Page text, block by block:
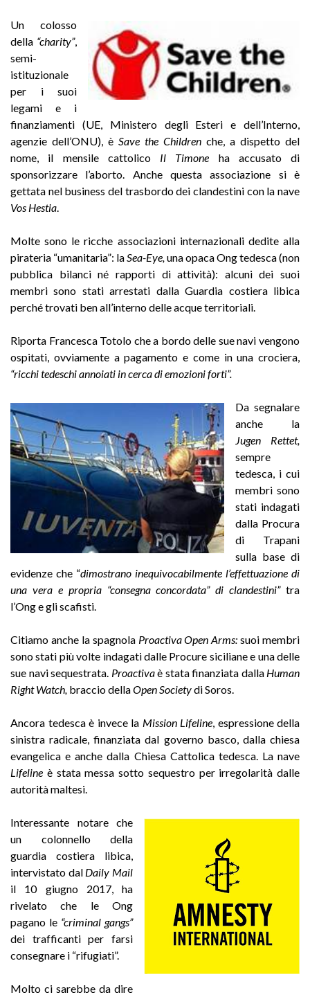
Un colosso
della “charity”,
semi-
istituzionale
per i suoi
legami e i
finanziamenti (UE, Ministero degli Esteri e dell’Interno,
agenzie dell’ONU), è Save the Children che, a dispetto del
nome, il mensile cattolico Il Timone ha accusato di
sponsorizzare l’aborto. Anche questa associazione si è
gettata nel business del trasbordo dei clandestini con la nave
Vos Hestia
Molte sono le ricche associazioni internazionali dedite alla
pirateria “umanitaria”: la Sea-Eye, una opaca Ong tedesca (non
pubblica bilanci né rapporti di attività): alcuni dei suoi
membri sono stati arrestati dalla Guardia costiera libica
perché trovati ben all’interno delle acque territoriali.
Riporta Francesca Totolo che a bordo delle sue navi vengono
ospitati, ovviamente a pagamento e come in una crociera,
“ricchi tedeschi annoiati in cerca di emozioni forti”.
Da segnalare
anche la
Jugen Rettet,
sempre
tedesca, i cui
membri sono
stati indagati
dalla Procura
di Trapani
sulla base di
evidenze che “dimostrano inequivocabilmente l’effettuazione di
una vera e propria “consegna concordata” di clandestini”tra
l’Ong e gli scafisti.
Citiamo anche la spagnola Proactiva Open Arms: suoi membri
sono stati più volte indagati dalle Procure siciliane e una delle
sue navi sequestrata. Proactivaè stata finanziata dalla Human
Right Watch, braccio dellaOpen Societydi Soros.
Ancora tedesca è invece la Mission Lifeline , espressione della
sinistra radicale, finanziata dal governo basco, dalla chiesa
evangelica e anche dalla Chiesa Cattolica tedesca. La nave
Lifeline è stata messa sotto sequestro per irregolarità dalle
autorità maltesi.
Interessante notare che
un colonnello della
guardia costiera libica,
intervistato dal Daily Mail
il 10 giugno 2017, ha
rivelato che le Ong
pagano le “criminal gangs”
dei trafficanti per farsi
consegnare i “rifugiati”.
Molto ci sarebbe da dire